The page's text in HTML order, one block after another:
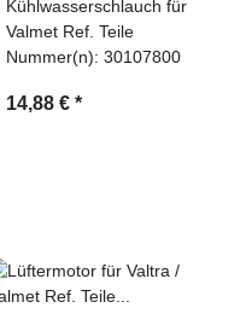
Kühlwasserschlauch für
Valmet Ref. Teile
Nummer(n): 30107800
14,88 € *